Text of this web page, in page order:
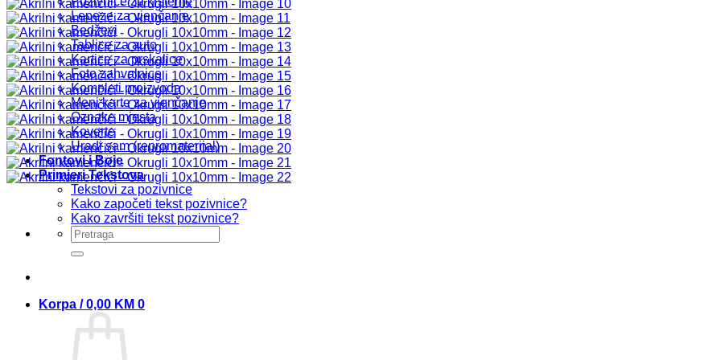
Lepeze za vjenčanje
Bedževi
Tablice za auto
Kartice za prskalice
Foto zahvalnice
Kompleti proizvoda
Meni karte za vjenčanje
Oznake mjesta
Koverte
Uradi sam (repromaterijal)
Fontovi i Boje
Primjeri Tekstova
Tekstovi za pozivnice
Kako započeti tekst pozivnice?
Kako završiti tekst pozivnice?
Pretraži:
Korpa /0,00 KM 0